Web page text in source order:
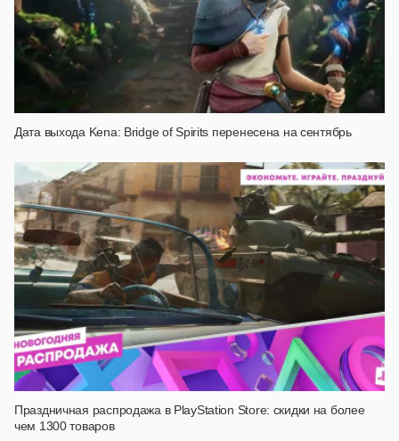
Дата выхода Kena: Bridge of Spirits перенесена на сентябрь
Праздничная распродажа в PlayStation Store: скидки на более
чем 1300 товаров